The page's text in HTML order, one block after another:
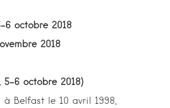
6 octobre 2018
2018
5-6 octobre 2018)
Belfast le 10 avril 1998,